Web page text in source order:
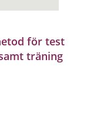
för test
träning